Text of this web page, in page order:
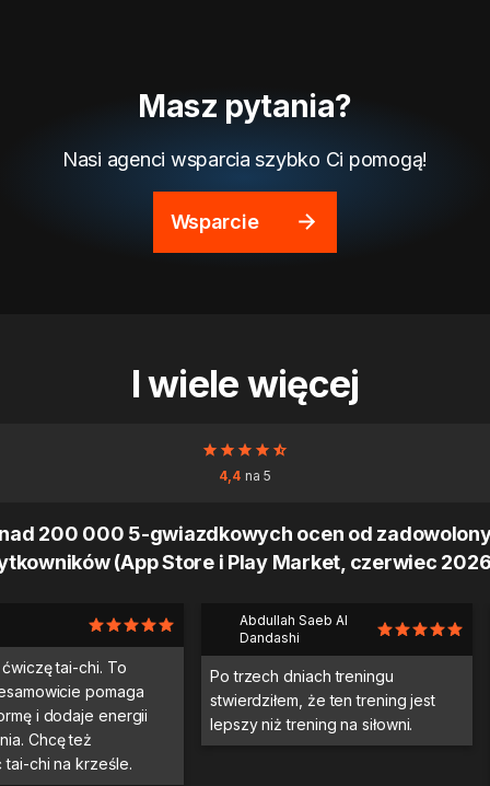
Masz pytania?
Nasi agenci wsparcia szybko Ci pomogą!
Wsparcie
I wiele więcej
4,4 na 5
200 000 5-gwiazdkowych ocen od
(App Store i Play Market, czerwiec
tai-chi. To
pomaga
i dodaje energii
Chcę też
chi na krześle.
Abdullah Saeb Al
Dandashi
Po trzech dniach treningu
stwierdziłem, że ten trening jest
lepszy niż trening na siłowni.